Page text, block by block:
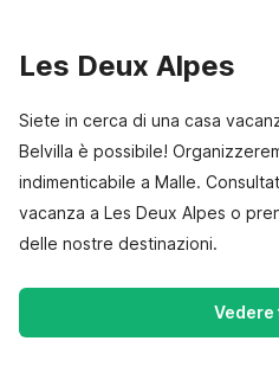
Les Deux Alpes
Siete in cerca di una casa
Belvilla è possibile!
indimenticabile a Malle.
vacanza a Les Deux Alpes o
delle nostre destinazioni.
Vedere